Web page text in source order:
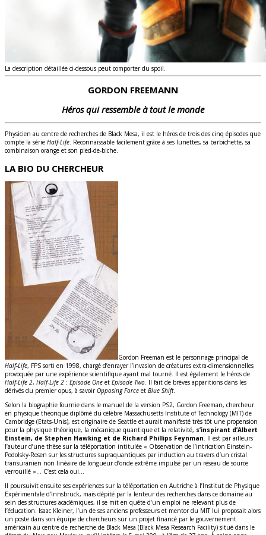
La description détaillée ci-dessous peut comporter du spoil.
GORDON FREEMANN
Héros qui ressemble à tout le monde
Physicien au centre de recherches de Black Mesa, il est le héros de trois des cinq épisodes que
compte la série Half-Life. Reconnaissable facilement grâce à ses lunettes, sa barbichette, sa
combinaison orange et son pied-de-biche.
LA BIO DU CHERCHEUR
Gordon Freeman est le personnage principal de
Half-Life, FPS sorti en 1998, chargé d’enrayer l’invasion de créatures extra-dimensionnelles
provoquée par une expérience scientifique ayant mal tourné. Il est également le héros de
Half-Life 2, Half-Life 2 : Episode One et Episode Two. Il fait de brèves apparitions dans les
dérivés du premier opus, à savoirOpposing Force et Blue Shift.
Selon la biographie fournie dans le manuel de la version PS2, Gordon Freeman, chercheur
en physique théorique diplômé du célèbre Massachusetts Institute of Technology (MIT) de
Cambridge (Etats-Unis), est originaire de Seattle et aurait manifesté très tôt une propension
pour la physique théorique, la mécanique quantique et la relativité, s’inspirant d’Albert
Einstein, de Stephen Hawking et de Richard Phillips Feynman. Il est par ailleurs
l’auteur d’une thèse sur la téléportation intitulée « Observation de l’intrication Einstein-
Podolsky-Rosen sur les structures supraquantiques par induction au travers d’un cristal
transuranien non linéaire de longueur d’onde extrême impulsé par un réseau de source
verrouillé »… C’est cela oui…
Il poursuivit ensuite ses expériences sur la téléportation en Autriche à l’Institut de Physique
Expérimentale d’Innsbruck, mais dépité par la lenteur des recherches dans ce domaine au
sein des structures académiques, il se mit en quête d’un emploi ne relevant plus de
l’éducation. Isaac Kleiner, l’un de ses anciens professeurs et mentor du MIT lui proposait alors
un poste dans son équipe de chercheurs sur un projet financé par le gouvernement
américain au centre de recherche de Black Mesa (Black Mesa Research Facility) situé dans le